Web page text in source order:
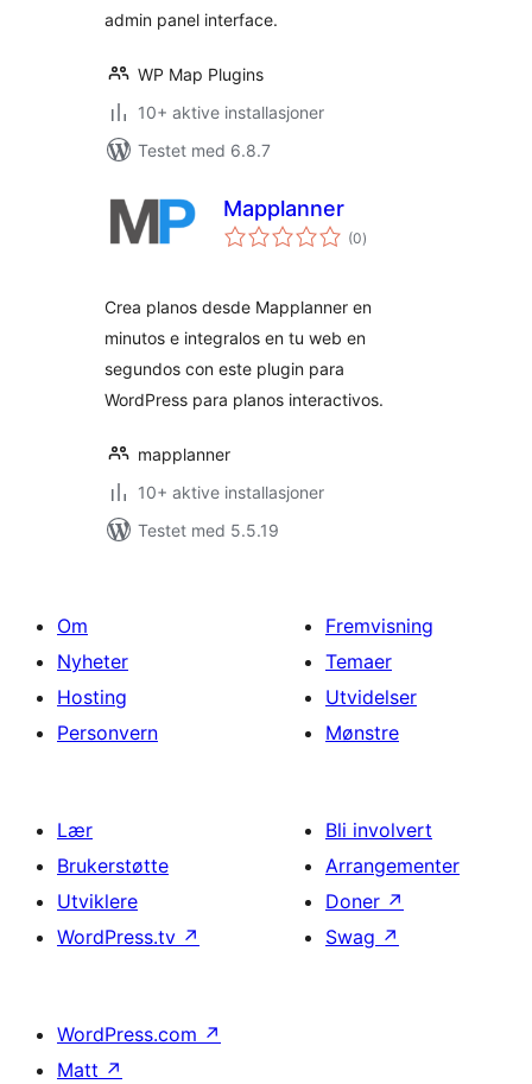
admin panel interface.
WP Map Plugins
10+ aktive installasjoner
Testet med 6.8.7
Mapplanner
(0totale
vurderinger
)
Crea planos desde Mapplanner en
minutos e integralos en tu web en
segundos con este plugin para
WordPress para planos interactivos.
mapplanner
10+ aktive installasjoner
Testet med 5.5.19
Om
Nyheter
Hosting
Personvern
Fremvisning
Temaer
Utvidelser
Mønstre
Lær
Brukerstøtte
Utviklere
WordPress.tv ↗
Bli involvert
Arrangementer
Doner ↗
Swag ↗
WordPress.com ↗
Matt ↗